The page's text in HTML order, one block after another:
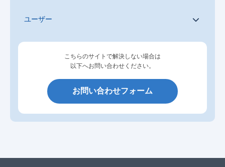
ユーザー
こちらのサイトで解決しない場合は
以下へお問い合わせください。
お問い合わせフォーム